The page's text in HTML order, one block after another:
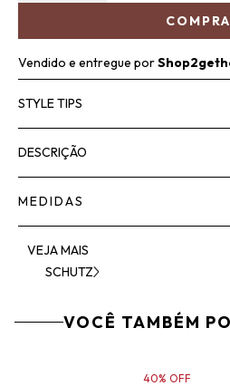
Vendido e entregue por
STYLE TIPS
DESCRIÇÃO
MEDIDAS
VEJA MAIS
SCHUTZ
VOCÊ TAMBÉM
40% OFF